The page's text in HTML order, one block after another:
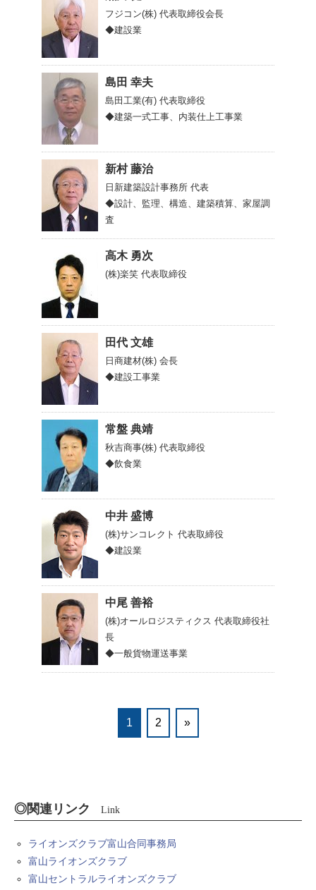
フジコン(株) 代表取締役会長
◆建設業
島田 幸夫
島田工業(有) 代表取締役
◆建築一式工事、内装仕上工事業
新村 藤治
日新建築設計事務所 代表
◆設計、監理、構造、建築積算、家屋調
査
高木 勇次
(株)楽笑 代表取締役
田代 文雄
日商建材(株) 会長
◆建設工事業
常盤 典靖
秋吉商事(株) 代表取締役
◆飲食業
中井 盛博
(株)サンコレクト 代表取締役
◆建設業
中尾 善裕
(株)オールロジスティクス 代表取締役社
長
◆一般貨物運送事業
1 2 »
◎関連リンク Link
ライオンズクラブ富山合同事務局
富山ライオンズクラブ
富山セントラルライオンズクラブ